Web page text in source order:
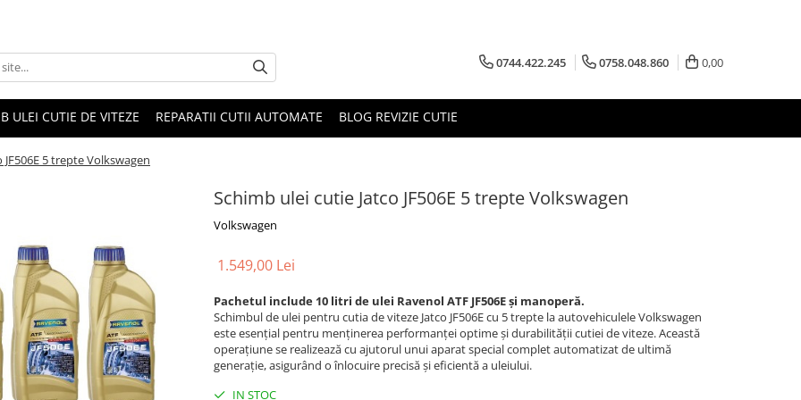
0744.422.245 0758.048.860 0,00
ULEI CUTIE DE VITEZE REPARATII CUTII AUTOMATE BLOG REVIZIE CUTIE
5 trepte Volkswagen
Schimb ulei cutie Jatco JF506E 5 trepte Volkswagen
Volkswagen
1.549,00 Lei
Pachetul include 10 litri de ulei Ravenol ATF JF506E și manoperă.
Schimbul de ulei pentru cutia de viteze Jatco JF506E cu 5 trepte la autovehiculele Volkswagen
este esențial pentru menținerea performanței optime și durabilității cutiei de viteze. Această
operațiune se realizează cu ajutorul unui aparat special complet automatizat de ultimă
generație, asigurând o înlocuire precisă și eficientă a uleiului.
IN STOC